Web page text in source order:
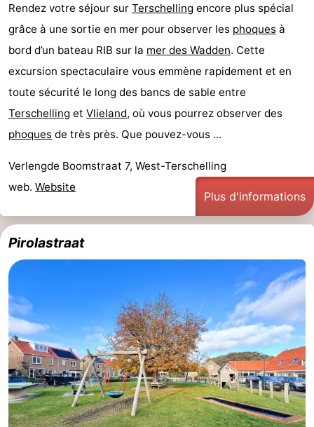
Rendez votre séjour sur Terschelling encore plus spécial
grâce à une sortie en mer pour observer les phoques à
bord d’un bateau RIB sur la mer des Wadden. Cette
excursion spectaculaire vous emmène rapidement et en
toute sécurité le long des bancs de sable entre
Terschelling et Vlieland, où vous pourrez observer des
phoques de très près. Que pouvez-vous ...
Verlengde Boomstraat 7, West-Terschelling
web. Website
Plus d'informations
Pirolastraat